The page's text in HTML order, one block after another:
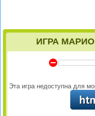
ИГРА
Y
Эта игра недоступна для